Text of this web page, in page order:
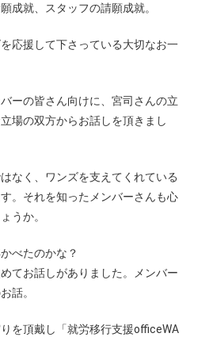
成就、スタッフの請願成就。
応援して下さっている大切なお一
ーの皆さん向けに、宮司さんの立
場の双方からお話しを頂きまし
なく、ワンズを支えてくれている
。それを知ったメンバーさんも心
うか。
べたのかな？
てお話しがありました。メンバー
話。
を頂戴し「就労移行支援officeWA